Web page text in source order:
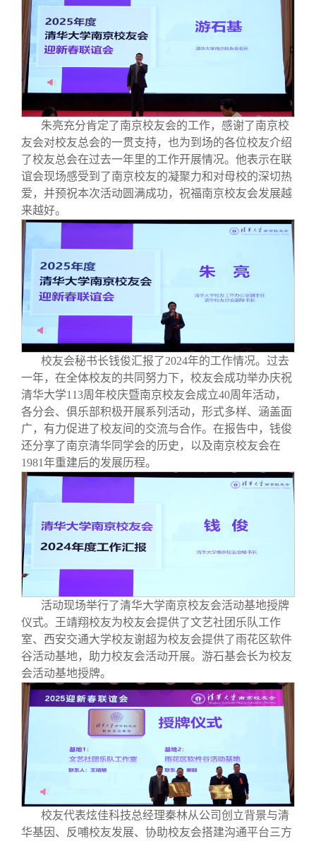
朱亮充分肯定了南京校友会的工作，感谢了南京校
友会对校友总会的一贯支持，也为到场的各位校友介绍
了校友总会在过去一年里的工作开展情况。他表示在联
谊会现场感受到了南京校友的凝聚力和对母校的深切热
爱，并预祝本次活动圆满成功，祝福南京校友会发展越
来越好。
校友会秘书长钱俊汇报了2024年的工作情况。过去
一年，在全体校友的共同努力下，校友会成功举办庆祝
清华大学113周年校庆暨南京校友会成立40周年活动，
各分会、俱乐部积极开展系列活动，形式多样、涵盖面
广，有力促进了校友间的交流与合作。在报告中，钱俊
还分享了南京清华同学会的历史，以及南京校友会在
1981年重建后的发展历程。
活动现场举行了清华大学南京校友会活动基地授牌
仪式。王靖翔校友为校友会提供了文艺社团乐队工作
室、西安交通大学校友谢超为校友会提供了雨花区软件
谷活动基地，助力校友会活动开展。游石基会长为校友
会活动基地授牌。
校友代表炫佳科技总经理秦林从公司创立背景与清
华基因、反哺校友发展、协助校友会搭建沟通平台三方